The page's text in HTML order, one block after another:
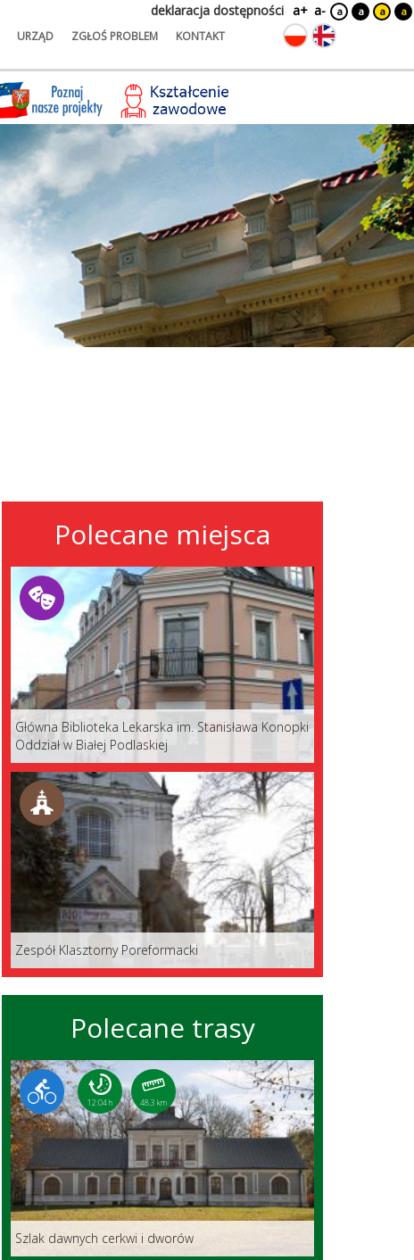
URZĄD ZGŁOŚ PROBLEM KONTAKT
deklaracja dostępności a+ a- a a a a
Polecane miejsca
Główna Biblioteka Lekarska im. Stanisława Konopki
Oddział w Białej Podlaskiej
Zespół Klasztorny Poreformacki
Polecane trasy
12:04 h 48.3 km
Szlak dawnych cerkwi i dworów